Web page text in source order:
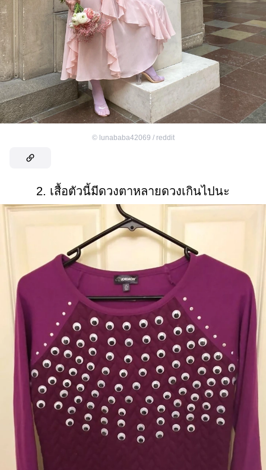
© lunababa42069 / reddit
2. เสื้อตัวนี้มีดวงตาหลายดวงเกินไปนะ